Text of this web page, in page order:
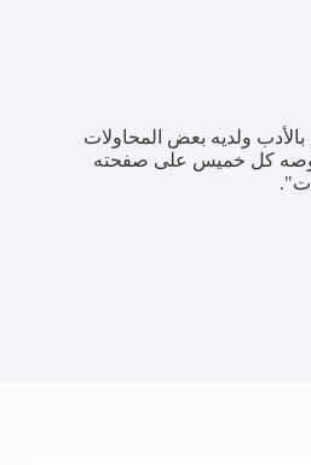
ولديه بعض المحاولات
نصوصه كل خميس على صفحته